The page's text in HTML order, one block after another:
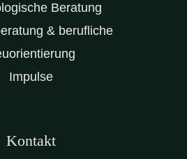
Beratung
& berufliche
Impulse
Kontakt